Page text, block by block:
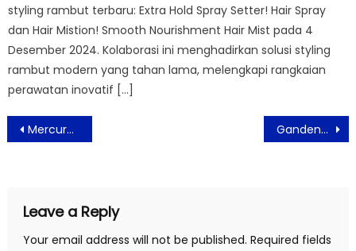
styling rambut terbaru: Extra Hold Spray Setter! Hair Spray
dan Hair Mistion! Smooth Nourishment Hair Mist pada 4
Desember 2024. Kolaborasi ini menghadirkan solusi styling
rambut modern yang tahan lama, melengkapi rangkaian
perawatan inovatif […]
Post
navigation
Mercure Jakarta Simatupang Merayakan Ramadan dengan Hidangan Nusantara di Graffiti & Tucano’s Gandeng Tokopedia Soundcore Luncurkan TWS A20i seharga 100 ribuan dengan Fitur Maksimal
Leave a Reply
Your email address will not be published. Required fields